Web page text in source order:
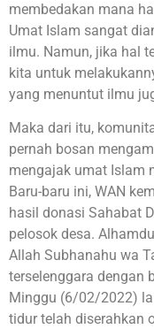
membedakan mana
Umat Islam sangat
ilmu. Namun, jika hal
kita untuk
yang menuntut ilmu
Maka dari itu,
pernah bosan
mengajak umat Islam
Baru-baru ini, WAN
hasil donasi Sahabat
pelosok desa.
Allah Subhanahu wa
terselenggara dengan
Minggu (6/02/2022)
tidur telah diserahkan